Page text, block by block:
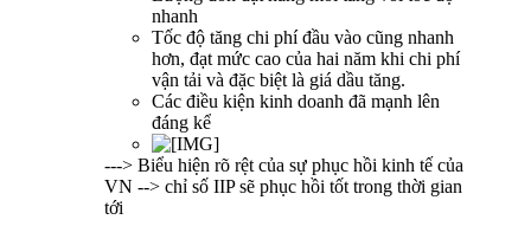
nhanh
Tốc độ tăng chi phí đầu vào cũng nhanh
hơn, đạt mức cao của hai năm khi chi phí
vận tải và đặc biệt là giá dầu tăng.
Các điều kiện kinh doanh đã mạnh lên
đáng kể
---> Biểu hiện rõ rệt của sự phục hồi kinh tế của
VN --> chỉ số IIP sẽ phục hồi tốt trong thời gian
tới